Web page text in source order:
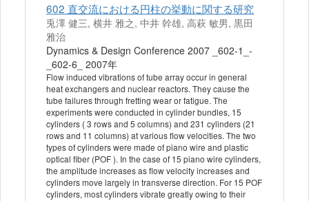
602 直交流における円柱の挙動に関する研究
兎澤 健三, 横井 雅之, 中井 幹雄, 高萩 敏男, 黒田
雅治
Dynamics & Design Conference 2007 _602-1_-
_602-6_ 2007年
Flow induced vibrations of tube array occur in general
heat exchangers and nuclear reactors. They cause the
tube failures through fretting wear or fatigue. The
experiments were conducted in cylinder bundles, 15
cylinders ( 3 rows and 5 columns) and 231 cylinders (21
rows and 11 columns) at various flow velocities. The two
types of cylinders were made of piano wire and plastic
optical fiber (POF ). In the case of 15 piano wire cylinders,
the amplitude increases as flow velocity increases and
cylinders move largely in transverse direction. For 15 POF
cylinders, most cylinders vibrate greatly owing to their